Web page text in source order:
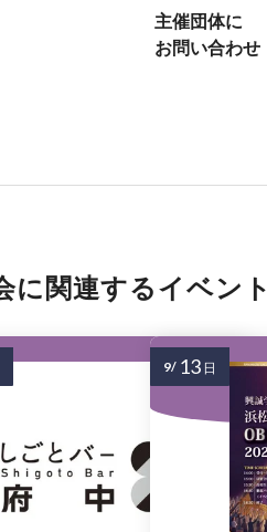
主催団体に
お問い合わせ
に関連するイベント
9/ 13 日